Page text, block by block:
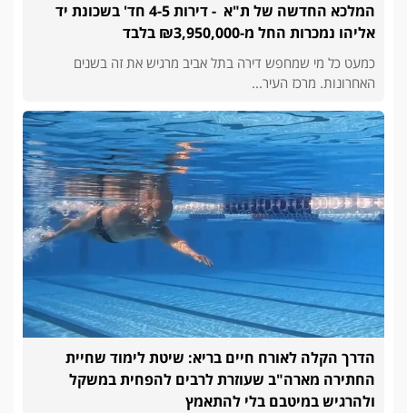
המלכא החדשה של ת"א - דירות 4-5 חד' בשכונת יד
אליהו נמכרות החל מ-₪3,950,000 בלבד
כמעט כל מי שמחפש דירה בתל אביב מרגיש את זה בשנים
האחרונות. מרכז העיר...
הדרך הקלה לאורח חיים בריא: שיטת לימוד שחיית
החתירה מארה"ב שעוזרת לרבים להפחית במשקל
ולהרגיש במיטבם בלי להתאמץ